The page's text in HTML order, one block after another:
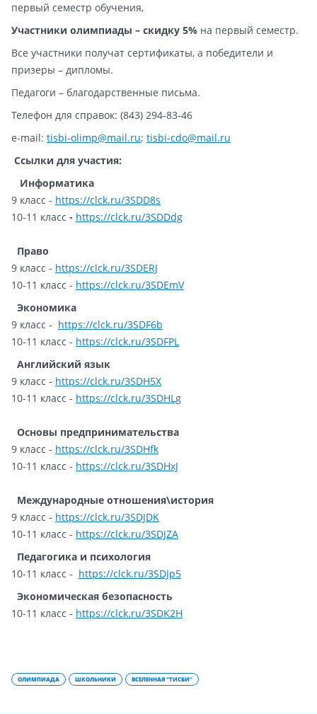
первый семестр обучения,
Участники олимпиады – скидку 5% на первый семестр.
Все участники получат сертификаты, а победители и
призеры – дипломы.
Педагоги – благодарственные письма.
Телефон для справок: (843) 294-83-46
e-mail: tisbi-olimp@mail.ru; tisbi-cdo@mail.ru
Ссылки для участия:
Информатика
9 класс - https://clck.ru/3SDD8s
10-11 класс - https://clck.ru/3SDDdg
Право
9 класс - https://clck.ru/3SDERJ
10-11 класс - https://clck.ru/3SDEmV
Экономика
9 класс - https://clck.ru/3SDF6b
10-11 класс - https://clck.ru/3SDFPL
Английский язык
9 класс - https://clck.ru/3SDH5X
10-11 класс - https://clck.ru/3SDHLg
Основы предпринимательства
9 класс - https://clck.ru/3SDHfk
10-11 класс - https://clck.ru/3SDHxJ
Международные отношения\история
9 класс - https://clck.ru/3SDJDK
10-11 класс - https://clck.ru/3SDJZA
Педагогика и психология
10-11 класс - https://clck.ru/3SDJp5
Экономическая безопасность
10-11 класс - https://clck.ru/3SDK2H
ОЛИМПИАДА ШКОЛЬНИКИ ВСЕЛЕННАЯ "ТИСБИ"